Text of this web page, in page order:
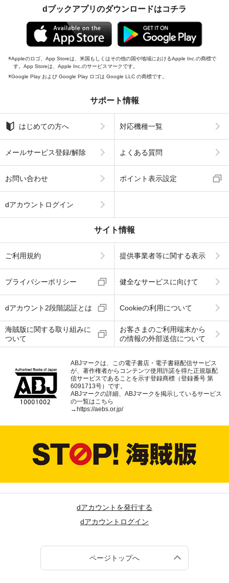
dブックアプリのダウンロードはコチラ
Appleのロゴ、App Storeは、米国もしくはその他の国や地域におけるApple Inc.の商標で
す。App Storeは、Apple Inc.のサービスマークです。
Google Play および Google Play ロゴは Google LLC の商標です。
サポート情報
はじめての方へ 対応機種一覧
メールサービス登録/解除 よくある質問
お問い合わせ ポイント表示設定
dアカウントログイン
サイト情報
ご利用規約 提供事業者等に関する表示
プライバシーポリシー 健全なサービスに向けて
dアカウント2段階認証とは Cookieの利用について
海賊版に関する取り組みに
ついて
お客さまのご利用端末から
の情報の外部送信について
ABJマークは、この電子書店・電子書籍配信サービス
が、著作権者からコンテンツ使用許諾を得た正規版配
信サービスであることを示す登録商標（登録番号 第
6091713号）です。
ABJマークの詳細、ABJマークを掲示しているサービス
の一覧はこちら
→https://aebs.or.jp/
dアカウントを発行する
dアカウントログイン
ページトップへ